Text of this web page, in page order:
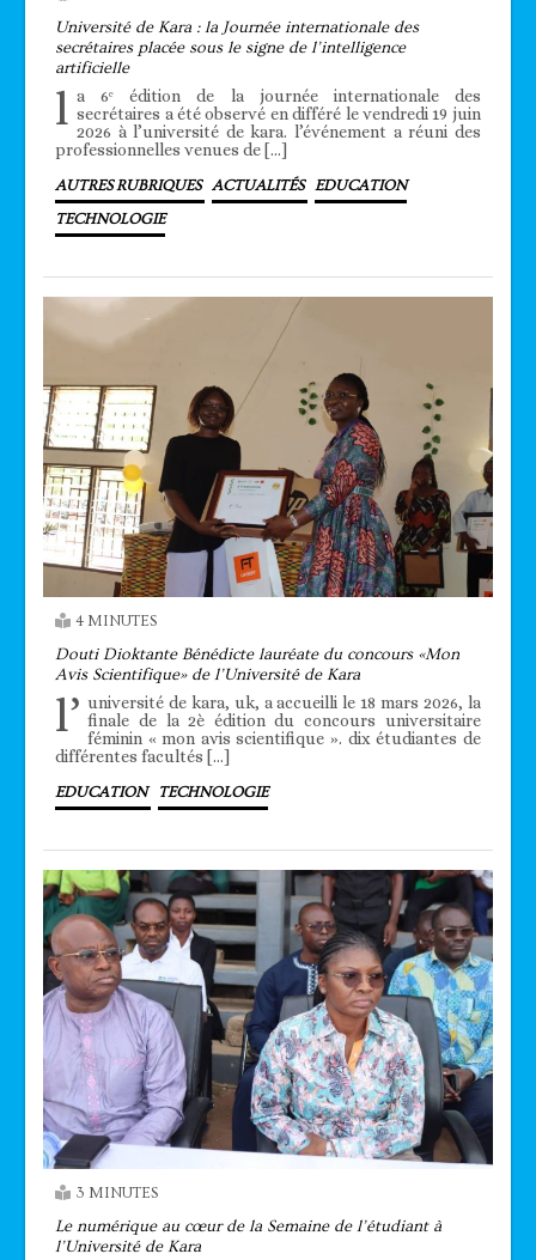
Université de Kara : la Journée internationale des
secrétaires placée sous le signe de l’intelligence
artificielle
l a 6ᵉ édition de la journée internationale des
secrétaires a été observé en différé le vendredi 19 juin
2026 à l’université de kara. l’événement a réuni des
professionnelles venues de […]
AUTRES RUBRIQUES ACTUALITÉS EDUCATION
TECHNOLOGIE
4 MINUTES
Douti Dioktante Bénédicte lauréate du concours «Mon
Avis Scientifique» de l’Université de Kara
l’ université de kara, uk, a accueilli le 18 mars 2026, la
finale de la 2è édition du concours universitaire
féminin « mon avis scientifique ». dix étudiantes de
différentes facultés […]
EDUCATION TECHNOLOGIE
3 MINUTES
Le numérique au cœur de la Semaine de l’étudiant à
l’Université de Kara